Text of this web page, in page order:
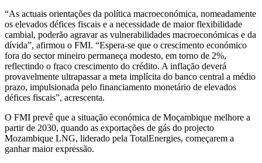
“As actuais orientações da política macroeconómica, nomeadamente
os elevados défices fiscais e a necessidade de maior flexibilidade
cambial, poderão agravar as vulnerabilidades macroeconómicas e da
dívida”, afirmou o FMI. “Espera-se que o crescimento económico
fora do sector mineiro permaneça modesto, em torno de 2%,
reflectindo o fraco crescimento do crédito. A inflação deverá
provavelmente ultrapassar a meta implícita do banco central a médio
prazo, impulsionada pelo financiamento monetário de elevados
défices fiscais”, acrescenta.
O FMI prevê que a situação económica de Moçambique melhore a
partir de 2030, quando as exportações de gás do projecto
Mozambique LNG, liderado pela TotalEnergies, começarem a
ganhar maior expressão.